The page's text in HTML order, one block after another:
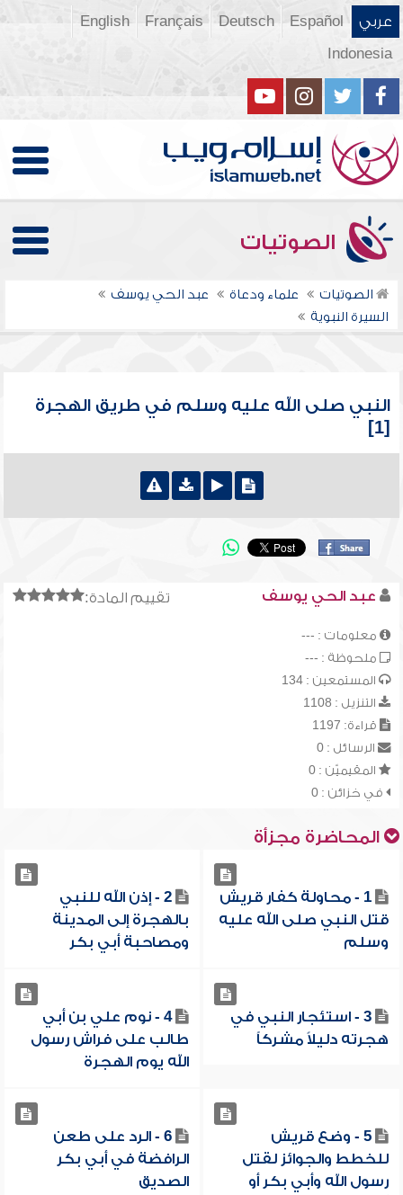
عربي Español
Deutsch
Français
English
Indonesia
الصوتيات
الصوتيات علماء ودعاة
عبد الحي يوسف
السيرة النبوية
النبي صلى الله عليه وسلم في طريق الهجرة
[1]
تقييم المادة: عبد الحي يوسف
معلومات : ---
ملحوظة : ---
المستمعين : 134
التنزيل : 1108
قراءة: 1197
الرسائل : 0
المقيميّن : 0
في خزائن : 0
المحاضرة مجزأة
1 - محاولة كفار قريش
قتل النبي صلى الله عليه
وسلم
2 - إذن الله للنبي
بالهجرة إلى المدينة
ومصاحبة أبي بكر
3 - استئجار النبي في
هجرته دليلاً مشركاً
4 - نوم علي بن أبي
طالب على فراش رسول
الله يوم الهجرة
5 - وضع قريش
للخطط والجوائز لقتل
رسول الله وأبي بكر أو
6 - الرد على طعن
الرافضة في أبي بكر
الصديق